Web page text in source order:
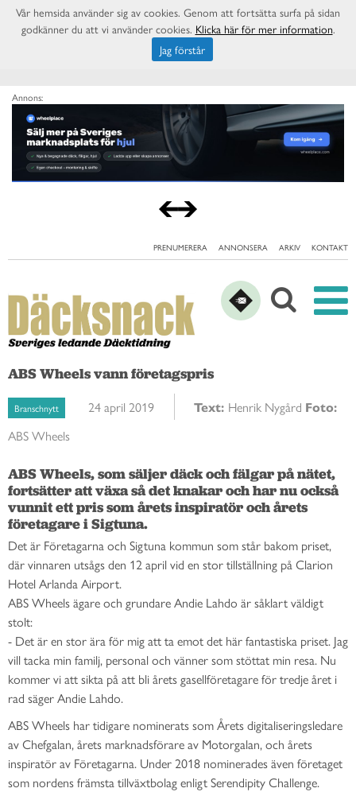
Annons:
PRENUMERERA ANNONSERA ARKIV KONTAKT
ABS Wheels vann företagspris
Branschnytt 24 april 2019 Text: Henrik Nygård Foto:
ABS Wheels
ABS Wheels, som säljer däck och fälgar på nätet,
fortsätter att växa så det knakar och har nu också
vunnit ett pris som årets inspiratör och årets
företagare i Sigtuna.
Det är Företagarna och Sigtuna kommun som står bakom priset,
där vinnaren utsågs den 12 april vid en stor tillställning på Clarion
Hotel Arlanda Airport.
ABS Wheels ägare och grundare Andie Lahdo är såklart väldigt
stolt:
- Det är en stor ära för mig att ta emot det här fantastiska priset. Jag
vill tacka min familj, personal och vänner som stöttat min resa. Nu
kommer vi att sikta på att bli årets gasellföretagare för tredje året i
rad säger Andie Lahdo.
ABS Wheels har tidigare nominerats som Årets digitaliseringsledare
av Chefgalan, årets marknadsförare av Motorgalan, och årets
inspiratör av Företagarna. Under 2018 nominerades även företaget
som nordens främsta tillväxtbolag enligt Serendipity Challenge.
Vår hemsida använder sig av cookies. Genom att fortsätta surfa på sidan
godkänner du att vi använder cookies. Klicka här för mer information.
Jag förstår